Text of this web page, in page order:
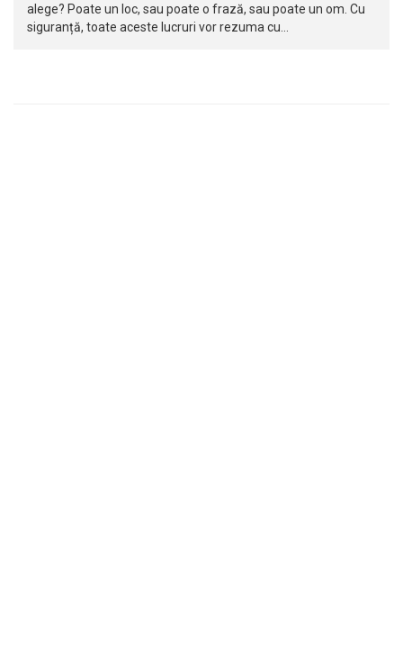
alege? Poate un loc, sau poate o frază, sau poate un om. Cu
siguranță, toate aceste lucruri vor rezuma cu…